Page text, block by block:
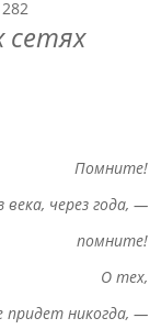
282
сетях
Помните!
века, через года, —
помните!
О тех,
придет никогда, —